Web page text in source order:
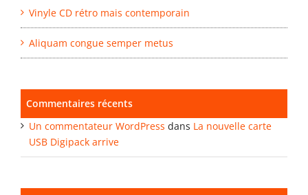
Vinyle CD rétro mais contemporain
Aliquam congue semper metus
Commentaires récents
Un commentateur WordPress dans La nouvelle carte
USB Digipack arrive